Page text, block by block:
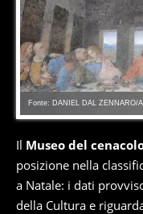
Fonte: DANIEL DAL ZENNARO/
Il Museo del
posizione nella
a Natale: i dati
della Cultura e